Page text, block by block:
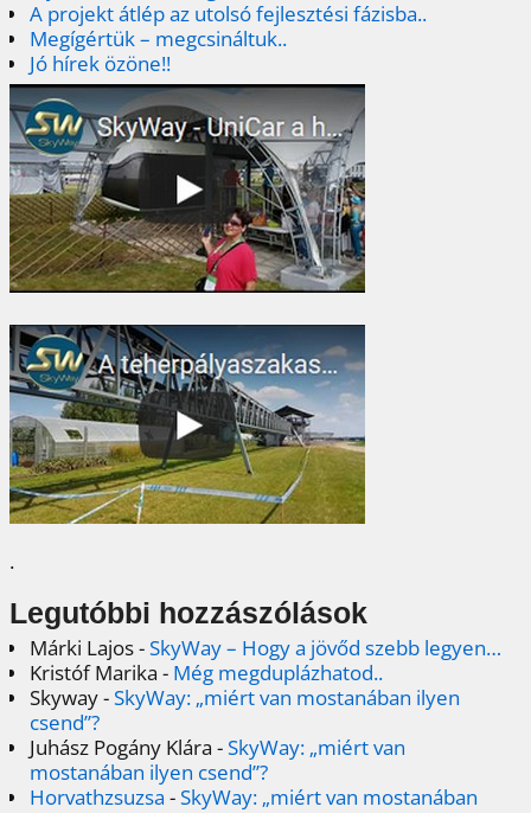
A projekt átlép az utolsó fejlesztési fázisba..
Megígértük – megcsináltuk..
Jó hírek özöne!!
.
Legutóbbi hozzászólások
Márki Lajos-SkyWay – Hogy a jövőd szebb legyen…
Kristóf Marika - Még megduplázhatod..
Skyway-SkyWay: „miért van mostanában ilyen
csend”?
Juhász Pogány Klára -SkyWay: „miért van
mostanában ilyen csend”?
Horvathzsuzsa -SkyWay: „miért van mostanában